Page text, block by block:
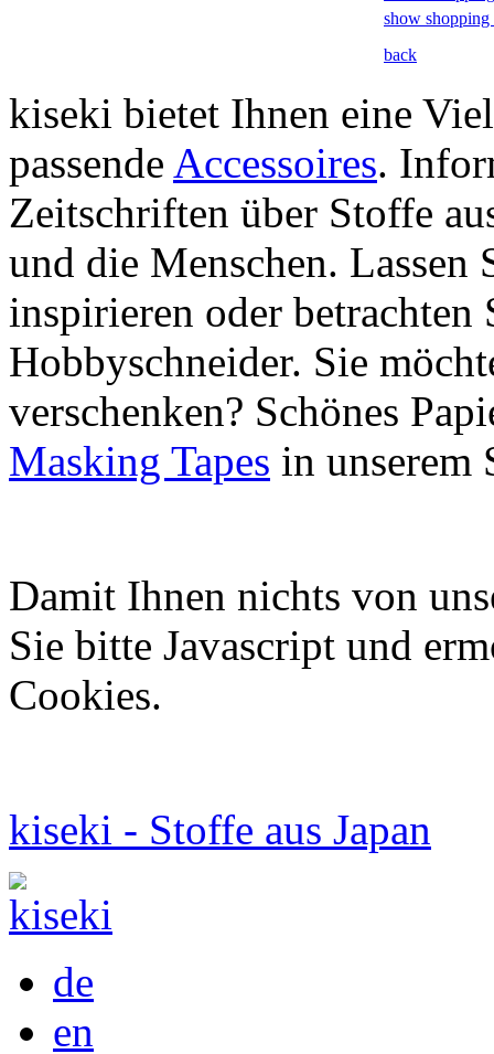
show shopping
back
kiseki bietet Ihnen eine
passende Accessoires.
Zeitschriften über Stoffe
und die Menschen.
inspirieren oder betrachten
Hobbyschneider. Sie
verschenken? Schönes
Masking Tapes in unserem
Damit Ihnen nichts von
Sie bitte Javascript und
Cookies.
kiseki - Stoffe aus Japan
de
en